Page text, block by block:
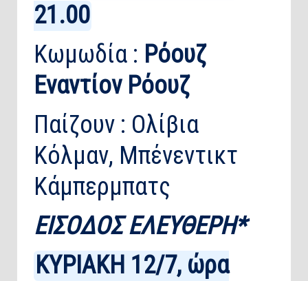
21.00
Κωμωδία : Ρόουζ
Εναντίον Ρόουζ
Παίζουν : Ολίβια
Κόλμαν, Μπένεντικτ
Κάμπερμπατς
ΕΙΣΟΔΟΣ ΕΛΕΥΘΕΡΗ*
ΚΥΡΙΑΚΗ 12/7, ώρα